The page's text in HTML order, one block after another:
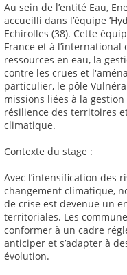
Au sein de l’entité Eau,
accueilli dans l’équipe
Echirolles (38). Cette
France et à
ressources en eau, la
contre les crues et
particulier, le pôle
missions liées à la
résilience des territoires
climatique.
Contexte du stage :
Avec l’intensification des
changement climatique,
de crise est devenue un
territoriales. Les
conformer à un cadre
anticiper et s’adapter à
évolution.